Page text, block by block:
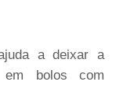
a deixar a
em bolos com